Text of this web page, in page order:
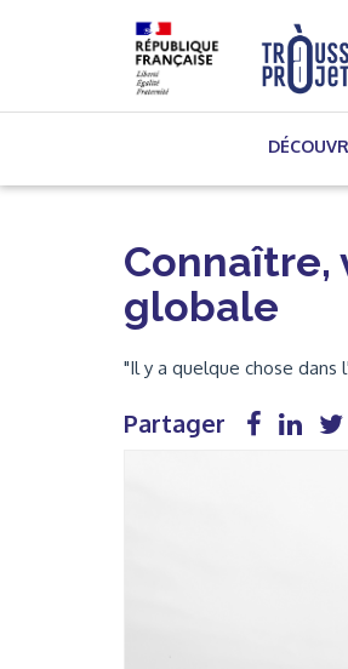
Connaître,
globale
"Il y a quelque chose dans
Partager